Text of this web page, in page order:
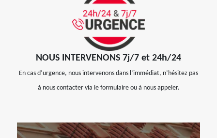
NOUS INTERVENONS 7j/7 et 24h/24
En cas d’urgence, nous intervenons dans l’immédiat, n’hésitez pas
à nous contacter via le formulaire ou à nous appeler.